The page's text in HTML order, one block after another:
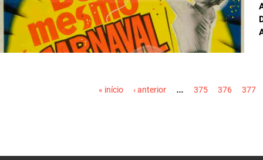
« início ‹ anterior … 375 376 377